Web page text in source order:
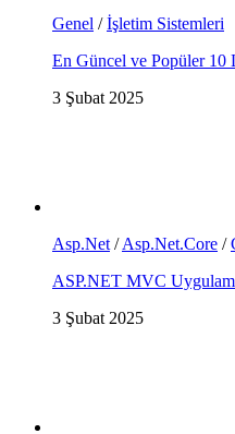
Genel /İşletim Sistemleri
En Güncel ve Popüler 10
3 Şubat 2025
Asp.Net /Asp.Net.Core /
ASP.NET MVC
3 Şubat 2025